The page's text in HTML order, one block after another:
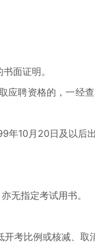
面证明。
聘资格的，一经
10月20日及以后
无指定考试用书。
考比例或核减、取